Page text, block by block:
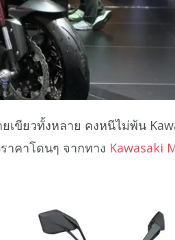
เขียวทั้งหลาย คงหนีไม่พ้น
าคาโดนๆ จากทาง Kawasaki